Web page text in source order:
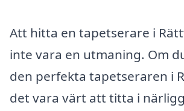
Att hitta en tapetserare i
inte vara en utmaning. Om
den perfekta tapetseraren i
det vara värt att titta i